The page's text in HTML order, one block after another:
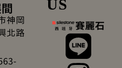
神岡
北路
US